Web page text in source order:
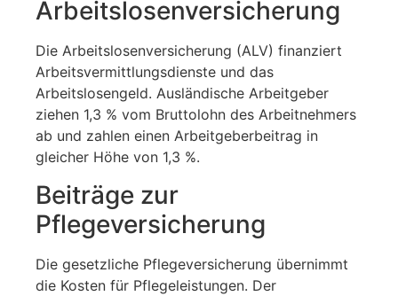
Arbeitslosenversicherung
Die Arbeitslosenversicherung (ALV) finanziert
Arbeitsvermittlungsdienste und das
Arbeitslosengeld. Ausländische Arbeitgeber
ziehen 1,3 % vom Bruttolohn des Arbeitnehmers
ab und zahlen einen Arbeitgeberbeitrag in
gleicher Höhe von 1,3 %.
Beiträge zur
Pflegeversicherung
Die gesetzliche Pflegeversicherung übernimmt
die Kosten für Pflegeleistungen. Der